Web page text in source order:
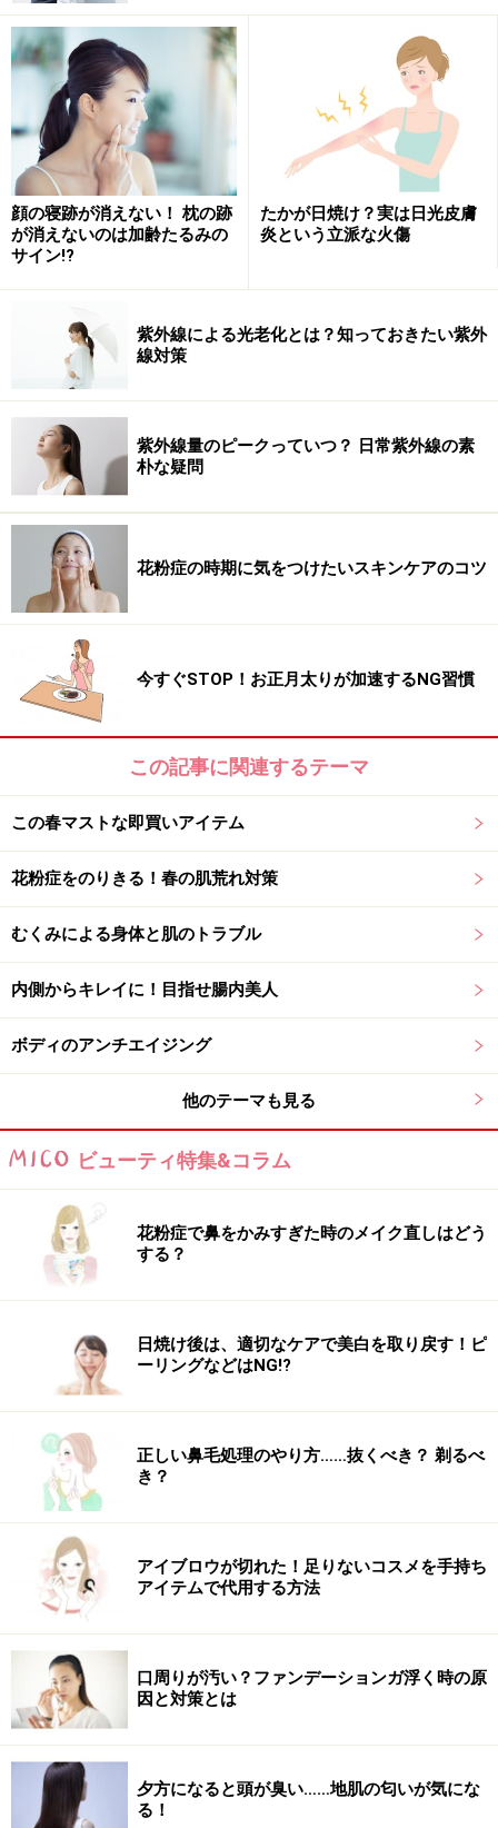
顔の寝跡が消えない！ 枕の跡
が消えないのは加齢たるみの
サイン!?
たかが日焼け？実は日光皮膚
炎という立派な火傷
紫外線による光老化とは？知っておきたい紫外
線対策
紫外線量のピークっていつ？ 日常紫外線の素
朴な疑問
花粉症の時期に気をつけたいスキンケアのコツ
今すぐSTOP！お正月太りが加速するNG習慣
この記事に関連するテーマ
この春マストな即買いアイテム
花粉症をのりきる！春の肌荒れ対策
むくみによる身体と肌のトラブル
内側からキレイに！目指せ腸内美人
ボディのアンチエイジング
他のテーマも見る
ビューティ特集&コラム
花粉症で鼻をかみすぎた時のメイク直しはどう
する？
日焼け後は、適切なケアで美白を取り戻す！ピ
ーリングなどはNG!?
正しい鼻毛処理のやり方……抜くべき？ 剃るべ
き？
アイブロウが切れた！足りないコスメを手持ち
アイテムで代用する方法
口周りが汚い？ファンデーションガ浮く時の原
因と対策とは
夕方になると頭が臭い……地肌の匂いが気にな
る！